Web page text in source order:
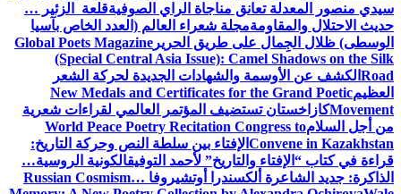
سيدي منصور المعدلة تعانق مناجاة الراي الصوفيةقلعة الزئير …
حديث الاحتلال والمقاومةمجلة شعراء العالم (العدد الخاص بآسيا
الوسطى) ظلال الجِمال على طريق الحرير Global Poets Magazine
(Special Central Asia Issue): Camel Shadows on the Silk
Road الكشف عن الأوسمة والشهادات الجديدة لحركة الشعر
العظيمNew Medals and Certificates for the Grand Poetic
Movementكازاخستان تستضيف المؤتمر العالمي لقراءات شعرية
من أجل السلامWorld Peace Poetry Recitation Congress to
Convene in Kazakhstan الإفتاء بين سلطة النص وحركة التاريخ:
قراءة في كتاب “الإفتاء والتاريخ” لأحمد التوفيقالكونية الروسية…
الذاكرة: جديد الشاعرة ألكسندرا أوتشيروفا Russian Cosmism…